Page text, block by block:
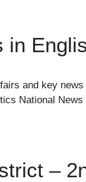
in
and key
National
–